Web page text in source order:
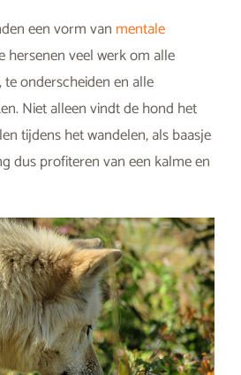
een vorm van mentale
hersenen veel werk om alle
onderscheiden en alle
Niet alleen vindt de hond het
tijdens het wandelen, als baasje
dus profiteren van een kalme en